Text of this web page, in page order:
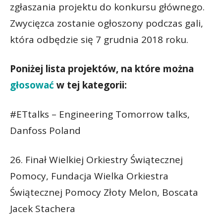
zgłaszania projektu do konkursu głównego.
Zwycięzca zostanie ogłoszony podczas gali,
która odbędzie się 7 grudnia 2018 roku.
Poniżej lista projektów, na które można
głosować w tej kategorii:
#ETtalks – Engineering Tomorrow talks,
Danfoss Poland
26. Finał Wielkiej Orkiestry Świątecznej
Pomocy, Fundacja Wielka Orkiestra
Świątecznej Pomocy Złoty Melon, Boscata
Jacek Stachera